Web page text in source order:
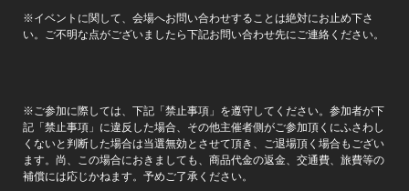
※イベントに関して、会場へお問い合わせすることは絶対にお止め下さ
い。ご不明な点がございましたら下記お問い合わせ先にご連絡ください。
※ご参加に際しては、下記「禁止事項」を遵守してください。参加者が下
記「禁止事項」に違反した場合、その他主催者側がご参加頂くにふさわし
くないと判断した場合は当選無効とさせて頂き、ご退場頂く場合もござい
ます。尚、この場合におきましても、商品代金の返金、交通費、旅費等の
補償には応じかねます。予めご了承ください。